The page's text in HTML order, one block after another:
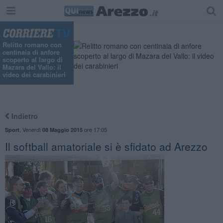
Relitto romano con
centinaia di anfore
scoperto al largo di
Mazara del Vallo: il
video dei carabinieri
Indietro
Sport Venerdì 08 Maggio 2015ore 17:05
Il softball amatoriale si è sfidato ad Arezzo